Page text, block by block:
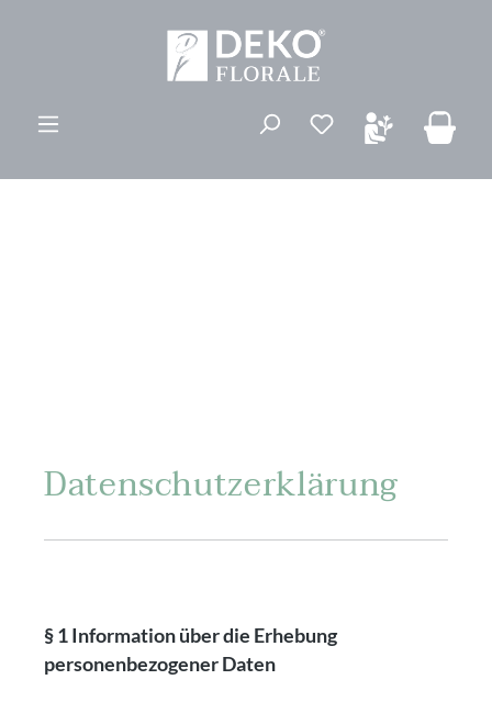
Du hast 0
Datenschutzerklärung
§ 1 Information über die Erhebung
personenbezogener Daten